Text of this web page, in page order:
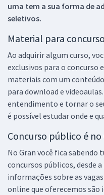
uma tem a sua forma de
seletivos.
Material para concurso
Ao adquirir algum curso,
exclusivos para o concurso
materiais com um
para download e
entendimento e tornar o
é possível estudar onde e
Concurso público é no
No Gran você fica sabendo
concursos públicos, desde
informações sobre as
online que oferecemos são